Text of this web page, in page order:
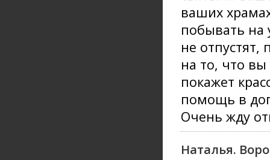
ваших
побывать на
не
на то, что
покажет
помощь в
Очень жду
Наталья.